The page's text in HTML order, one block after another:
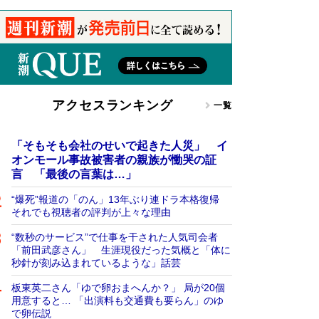
アクセスランキング 一覧
「そもそも会社のせいで起きた人災」 イ
オンモール事故被害者の親族が慟哭の証
言 「最後の言葉は…」
“爆死”報道の「のん」13年ぶり連ドラ本格復帰
それでも視聴者の評判が上々な理由
“数秒のサービス”で仕事を干された人気司会者
「前田武彦さん」 生涯現役だった気概と「体に
秒針が刻み込まれているような」話芸
板東英二さん「ゆで卵おまへんか？」 局が20個
用意すると… 「出演料も交通費も要らん」のゆ
で卵伝説